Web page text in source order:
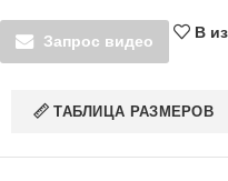
Запрос видео
В
ТАБЛИЦА РАЗМЕРОВ